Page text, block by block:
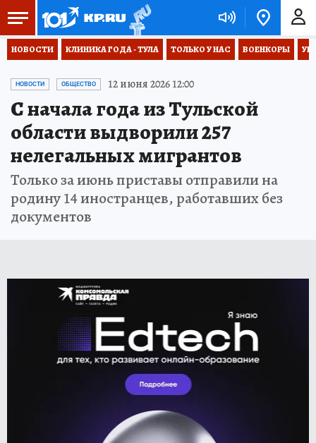
НОВОСТИ КЛИНИКА ГОДА - ТУЛА ТОЛЬКО У НАС ВОЕНКОРЫ
НОВОСТИ ОБЩЕСТВО 12 июня 2026 12:00
С начала года из Тульской
области выдворили 257
нелегальных мигрантов
Только за июнь приставы отправили на
родину 14 иностранцев, работавших без
документов